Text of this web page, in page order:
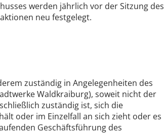
werden jährlich vor der Sitzung des
neu festgelegt.
zuständig in Angelegenheiten des
Waldkraiburg), soweit nicht der
zuständig ist, sich die
oder im Einzelfall an sich zieht oder es
Geschäftsführung des